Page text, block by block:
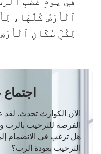
ٱلْأَرْضُ كُلُّهَا،
لِكُلِّ سُكَّانِ
اجتماع
الآن الكوارث تحدث. لقد
الفرصة للترحيب بالرب
هل ترغب في الانضمام
الترحيب بعودة الرب؟